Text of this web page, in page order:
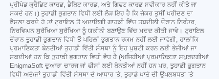
ਪ੍ਰੀਪੇਡ ਕ੍ਰੈਡਿਟ ਕਾਰਡ, ਡੈਬਿਟ ਕਾਰਡ, ਅਤੇ ਗਿਫਟ ਕਾਰਡ ਸਵੀਕਾਰ ਨਹੀਂ ਕੀਤੇ ਜਾ
ਸਕਦੇ ਹਨ।) ਤੁਹਾਡੀ ਭੁਗਤਾਨ ਵਿਧੀ ਲਈ ਲੋੜ ਇਹ ਹੈ ਕਿ ਜੇਕਰ ਤੁਸੀਂ ਖਰੀਦਣ ਦਾ
ਫੈਸਲਾ ਕਰਦੇ ਹੋ ਤਾਂ ਟ੍ਰਾਇਲ ਤੋਂ ਅਦਾਇਗੀ ਗਾਹਕੀ ਵਿੱਚ ਤਬਦੀਲੀ ਦੌਰਾਨ ਨਿਰੰਤਰ,
ਨਿਰਵਿਘਨ ਸੁਰੱਖਿਆ ਸੁਰੱਖਿਆ ਨੂੰ ਯਕੀਨੀ ਬਣਾਉਣ ਵਿੱਚ ਮਦਦ ਕੀਤੀ ਜਾਵੇ। ਟ੍ਰਾਇਲ
ਦੌਰਾਨ ਤੁਹਾਡੀ ਭੁਗਤਾਨ ਵਿਧੀ ਤੋਂ ਪਹਿਲਾਂ ਭੁਗਤਾਨ ਰਕਮ ਨਹੀਂ ਲਈ ਜਾਵੇਗੀ, ਹਾਲਾਂਕਿ
ਪ੍ਰਮਾਣਿਕਤਾ ਬੇਨਤੀਆਂ ਤੁਹਾਡੀ ਵਿੱਤੀ ਸੰਸਥਾ ਨੂੰ ਇਹ ਪੁਸ਼ਟੀ ਕਰਨ ਲਈ ਭੇਜੀਆਂ ਜਾ
ਸਕਦੀਆਂ ਹਨ ਕਿ ਤੁਹਾਡੀ ਭੁਗਤਾਨ ਵਿਧੀ ਵੈਧ ਹੈ (ਅਜਿਹੀਆਂ ਪ੍ਰਮਾਣਿਕਤਾ ਸਪੁਰਦਗੀਆਂ
EnigmaSoft ਦੁਆਰਾ ਚਾਰਜ ਜਾਂ ਫੀਸਾਂ ਲਈ ਬੇਨਤੀਆਂ ਨਹੀਂ ਹਨ ਪਰ, ਤੁਹਾਡੀ ਭੁਗਤਾਨ
ਵਿਧੀ ਅਤੇ/ਜਾਂ ਤੁਹਾਡੀ ਵਿੱਤੀ ਸੰਸਥਾ ਦੇ ਆਧਾਰ 'ਤੇ, ਤੁਹਾਡੇ ਖਾਤੇ ਦੀ ਉਪਲਬਧਤਾ 'ਤੇ